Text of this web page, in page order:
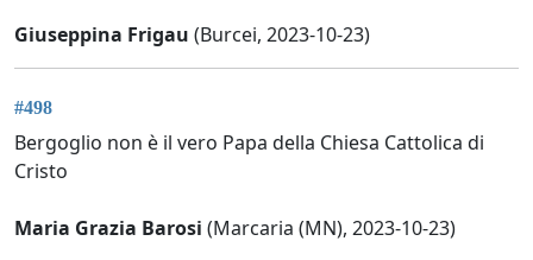
Giuseppina Frigau (Burcei, 2023-10-23)
#498
Bergoglio non è il vero Papa della Chiesa Cattolica di
Cristo
Maria Grazia Barosi (Marcaria (MN), 2023-10-23)